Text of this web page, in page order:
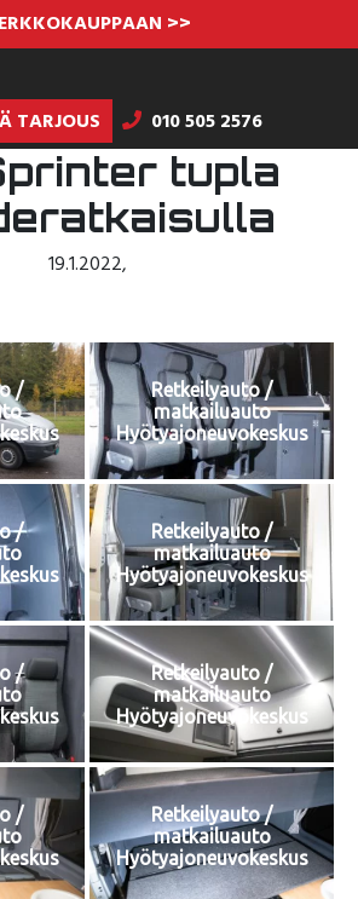
>>
TARJOUS 010 505 2576
tupla
19.1.2022,
/
Retkeilyauto /
matkailuauto
Hyötyajoneuvokeskus
/
Retkeilyauto /
matkailuauto
Hyötyajoneuvokeskus
/
Retkeilyauto /
matkailuauto
Hyötyajoneuvokeskus
/
Retkeilyauto /
matkailuauto
Hyötyajoneuvokeskus